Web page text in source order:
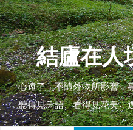
結廬在人
心遠了，不隨外物所影響，
聽得見鳥語、看得見花美